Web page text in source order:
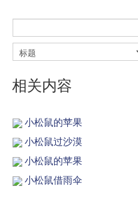
相关内容
小松鼠的苹果
小松鼠过沙漠
小松鼠的苹果
小松鼠借雨伞